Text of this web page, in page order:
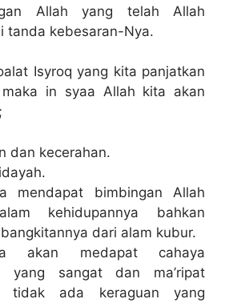
Allah yang telah Allah
tanda kebesaran-Nya.
Isyroq yang kita panjatkan
in syaa Allah kita akan
dan kecerahan.
mendapat bimbingan Allah
kehidupannya bahkan
dari alam kubur.
akan medapat cahaya
yang sangat dan ma’ripat
tidak ada keraguan yang